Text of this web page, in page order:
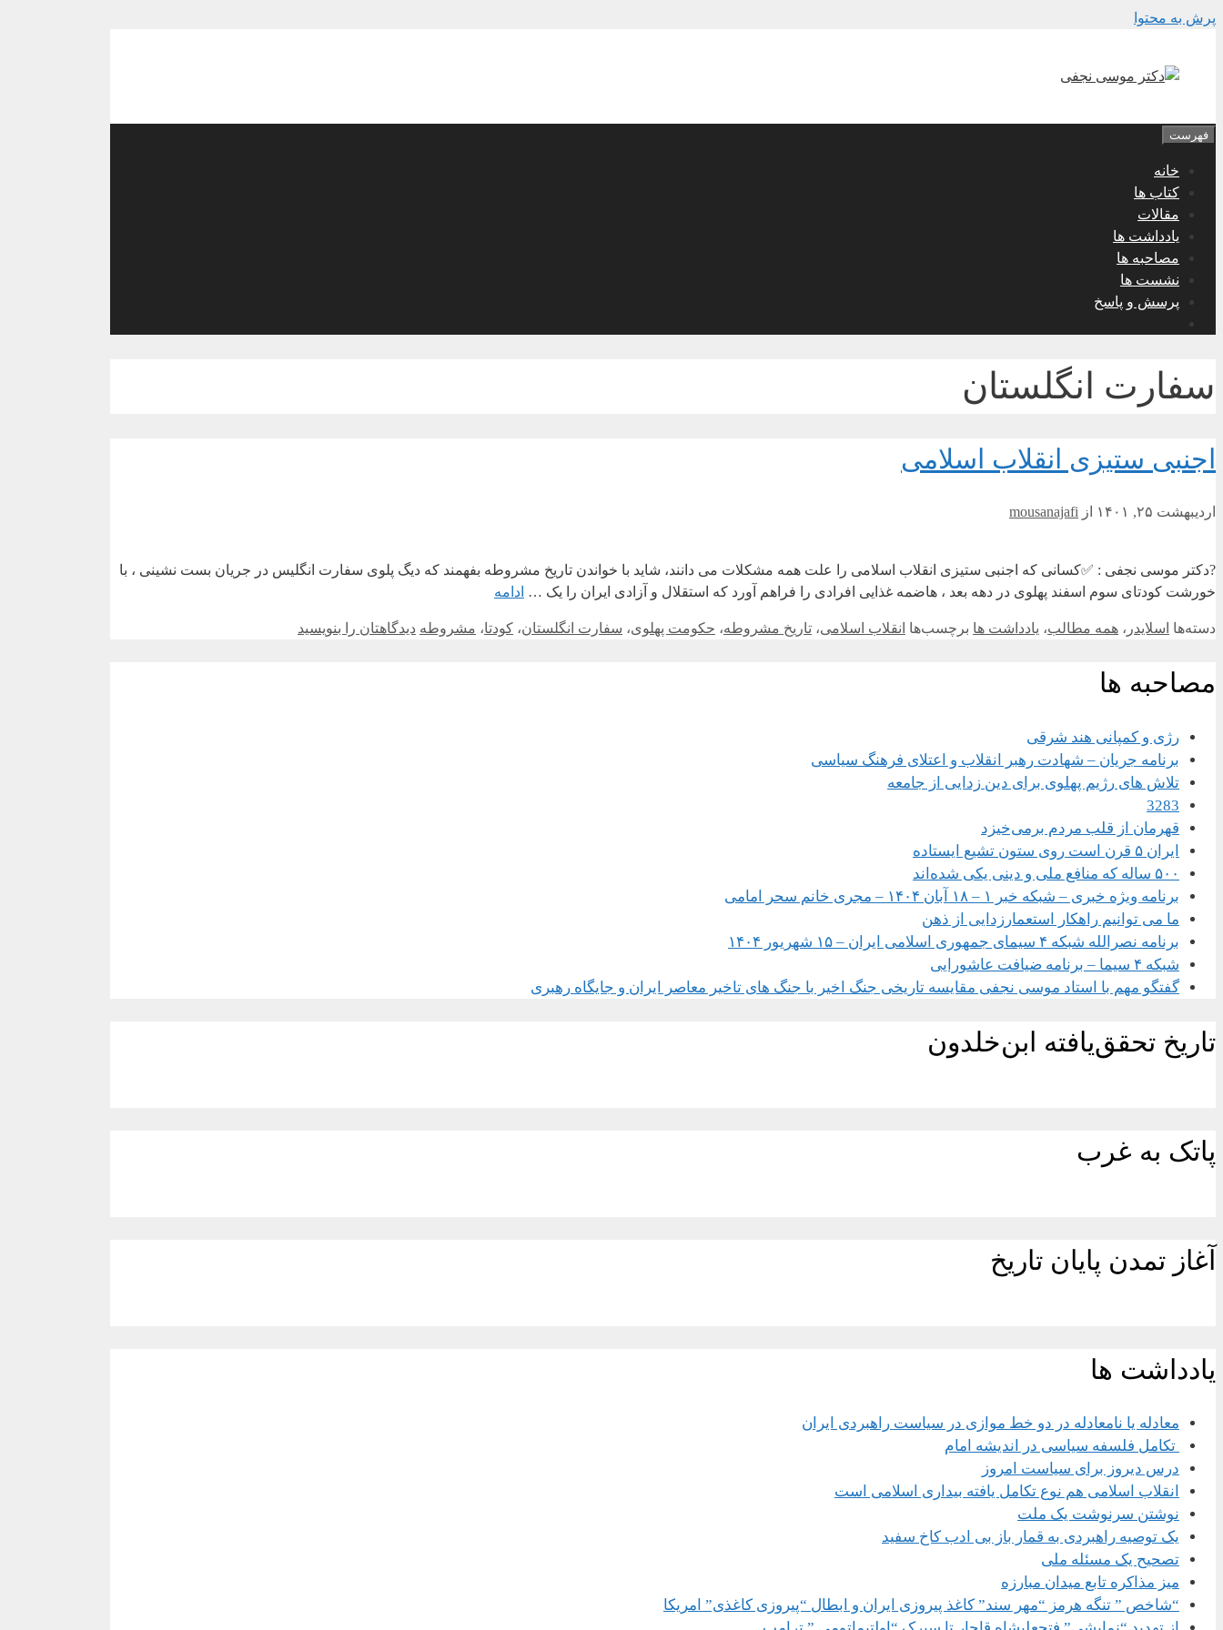
پرش به محتوا
فهرست
خانه
کتاب ها
مقالات
یادداشت ها
مصاحبه ها
نشست ها
پرسش و پاسخ
سفارت انگلستان
اجنبی ستیزی انقلاب اسلامی
اردیبهشت ۲۵, ۱۴۰۱ از mousanajafi
?دکتر موسی نجفی : ✅کسانی که اجنبی ستیزی انقلاب اسلامی را علت همه مشکلات می دانند، شاید با خواندن تاریخ مشروطه بفهمند که دیگ پلوی سفارت انگلیس در جریان بست نشینی ، با
خورشت کودتای سوم اسفند پهلوی در دهه بعد ، هاضمه غذایی افرادی را فراهم آورد که استقلال و آزادی ایران را یک … ادامه
دسته‌ها اسلایدر ، همه مطالب، یادداشت ها برچسب‌ها انقلاب اسلامی، تاریخ مشروطه، حکومت پهلوی، سفارت انگلستان، کودتا، مشروطه دیدگاهتان را بنویسید
مصاحبه ها
رژی و کمپانی هند شرقی
برنامه جریان – شهادت رهبر انقلاب و اعتلای فرهنگ سیاسی
تلاش های رژیم پهلوی برای دین زدایی از جامعه
3283
قهرمان از قلب مردم برمی‌خیزد
ایران ۵ قرن است روی ستون تشیع ایستاده
۵۰۰ ساله که منافع ملی و دینی یکی شده‌اند
برنامه ویژه خبری – شبکه خبر ۱ – ۱۸ آبان ۱۴۰۴ – مجری خانم سحر امامی
ما می توانیم راهکار استعمارزدایی از ذهن
برنامه نصرالله شبکه ۴ سیمای جمهوری اسلامی ایران – ۱۵ شهریور ۱۴۰۴
شبکه ۴ سیما – برنامه ضیافت عاشورایی
گفتگو مهم با استاد موسی نجفی مقایسه تاریخی جنگ اخیر با جنگ های تاخیر معاصر ایران و جایگاه رهبری
تاریخ تحقق‌یافته ابن‌خلدون
پاتک به غرب
آغاز تمدن پایان تاریخ
یادداشت ها
معادله یا نامعادله در دو خط موازی در سیاست راهبردی ایران
تکامل فلسفه سیاسی در اندیشه امام
درس دیروز برای سیاست امروز
انقلاب اسلامی هم نوع تکامل یافته بیداری اسلامی است
نوشتن سرنوشت یک ملت
یک توصیه راهبردی به قمار باز بی ادب کاخ سفید
تصحیح یک مسئله ملی
میز مذاکره تابع میدان مبارزه
“شاخص ” تنگه هرمز “مهر سند” کاغذ پیروزی ایران و ابطال “پیروزی کاغذی” امریکا